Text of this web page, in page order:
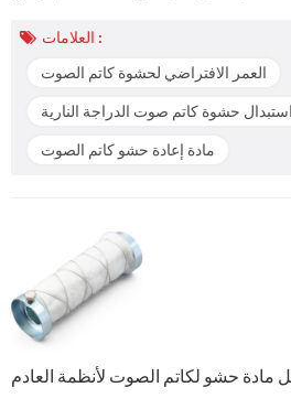
يؤدي التعرض لحرارة العادم، وسرعة تدفق
الاحتراق إلى انضغاط بنية الحشوة أو ضعفها
العلامات :
العمر الافتراضي لحشوة كاتم الصوت
استبدال حشوة كاتم صوت الدراجة النارية
مادة إعادة حشو كاتم الصوت
مادة حشو لكاتم الصوت لأنظمة العادم